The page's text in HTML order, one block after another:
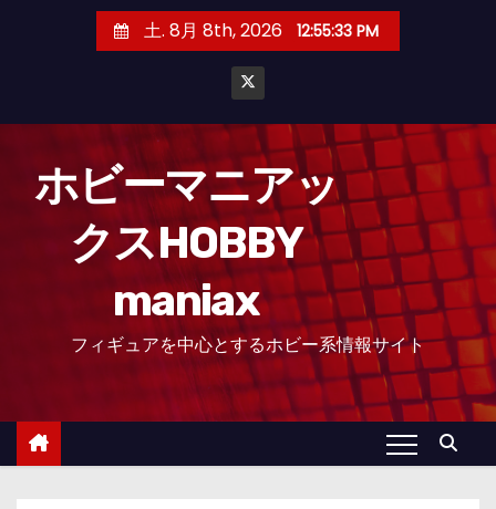
土. 8月 8th, 2026 12:55:35 PM
ホビーマニアッ
クスHOBBY
maniax
フィギュアを中心とするホビー系情報サイト